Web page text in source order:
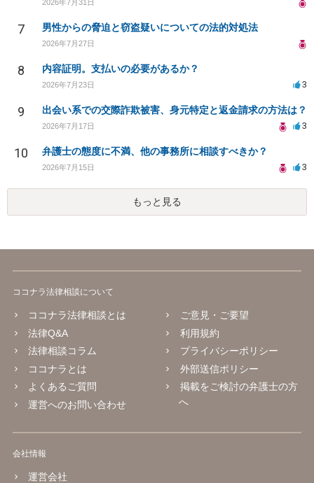
2026年7月31日
7 男性からの脅迫と窃盗疑いについての法的対処法
2026年7月27日
8 内容証明。支払いの必要があるか？
2026年7月23日 3
9 出会い系での交際詐欺被害、身元特定と返金請求の方法は？
2026年7月17日 3
10 弁護士の態度に不満、他の事務所に相談すべきか？
2026年7月15日 3
もっと見る
ココナラ法律相談について
ココナラ法律相談とは
法律Q&A
法律相談コラム
ココナラとは
よくあるご質問
運営へのお問い合わせ
ご意見・ご要望
利用規約
プライバシーポリシー
外部送信ポリシー
掲載をご検討の弁護士の方
へ
会社情報
運営会社